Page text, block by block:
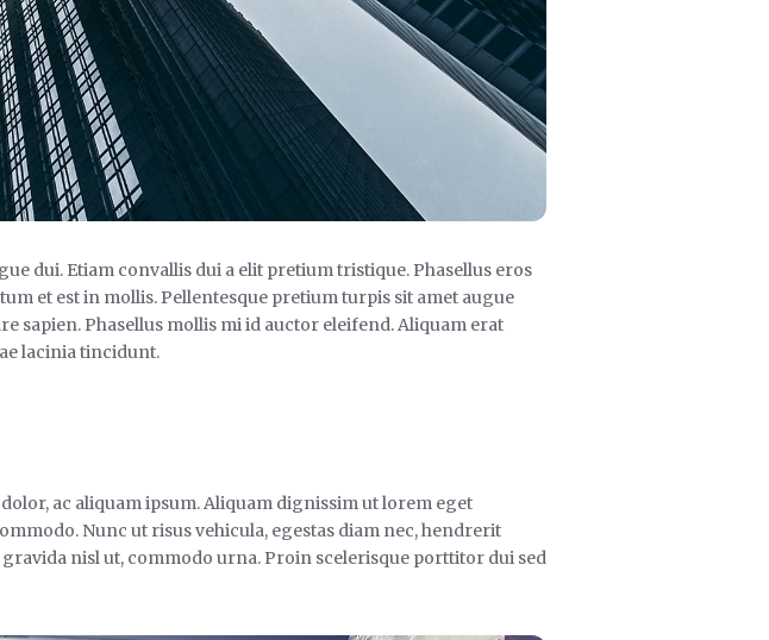
dui. Etiam convallis dui a elit pretium tristique. Phasellus eros
et est in mollis. Pellentesque pretium turpis sit amet augue
sapien. Phasellus mollis mi id auctor eleifend. Aliquam erat
lacinia tincidunt.
ac aliquam ipsum. Aliquam dignissim ut lorem eget
Nunc ut risus vehicula, egestas diam nec, hendrerit
nisl ut, commodo urna. Proin scelerisque porttitor dui sed